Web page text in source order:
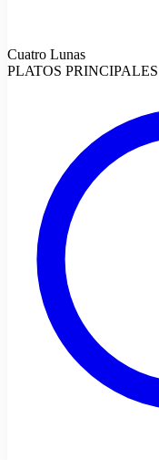
Cuatro Lunas
PLATOS PRINCIPALES